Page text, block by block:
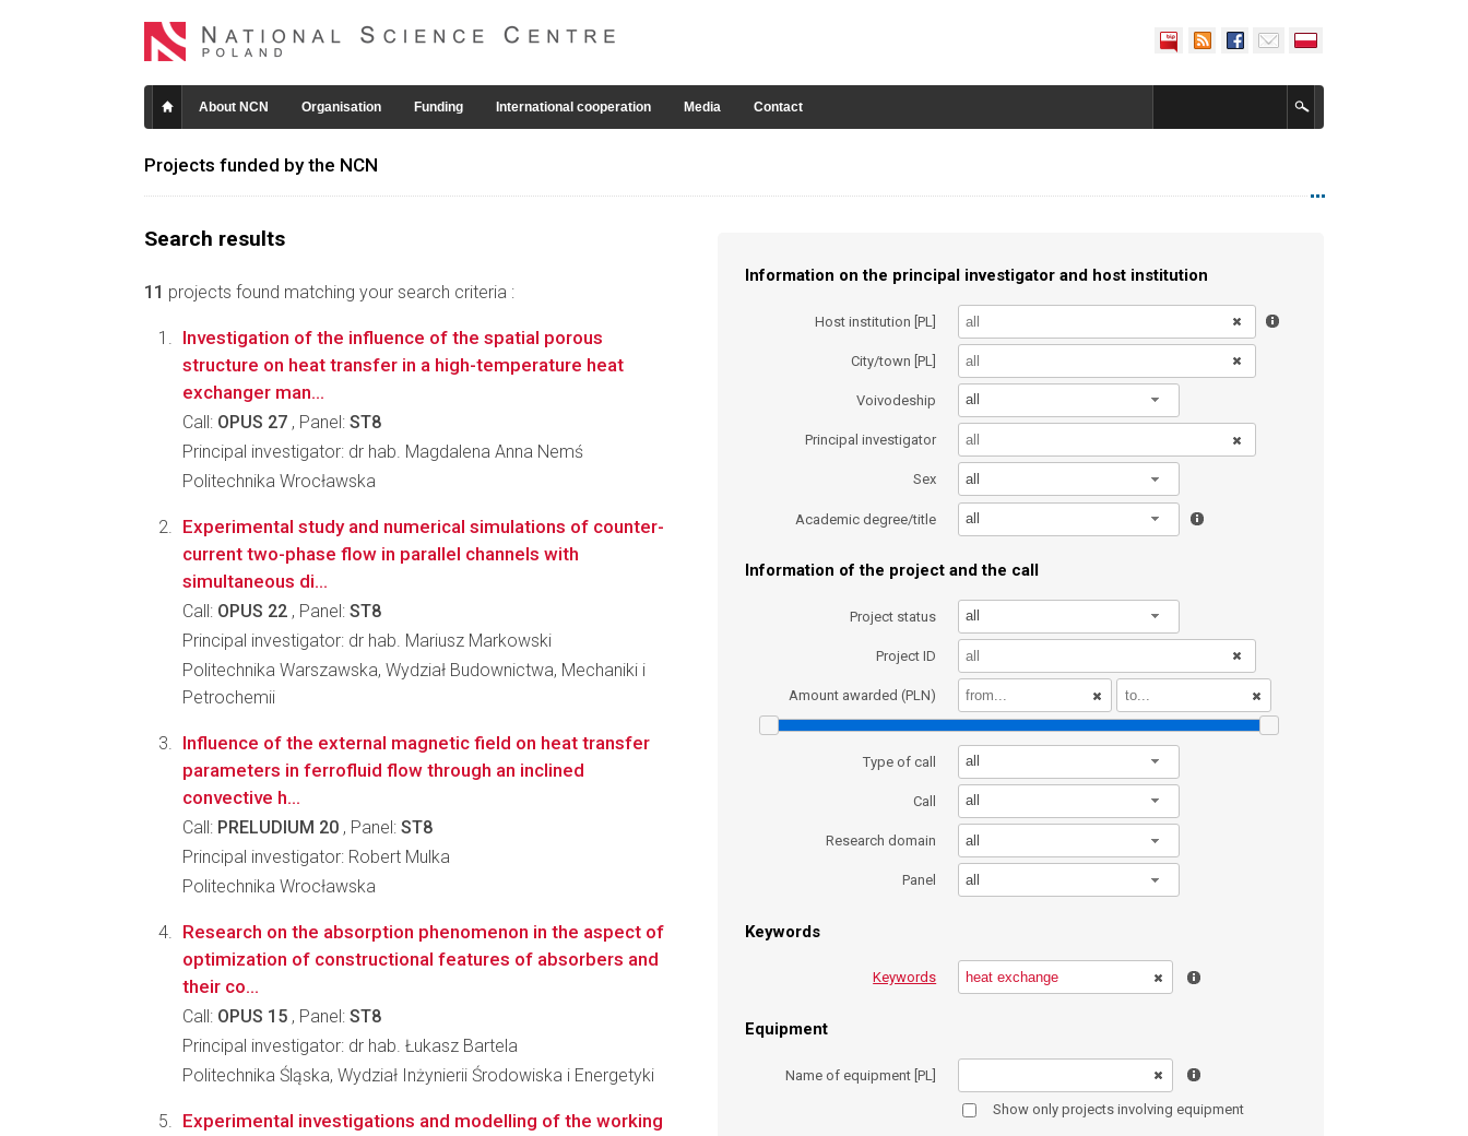
About NCN Organisation Funding International cooperation Media Contact
Projects funded by the NCN
Search results
11 projects found matching your search criteria :
Information on the principal investigator and host institution
Host institution [PL]
City/town [PL]
Voivodeship all
Principal investigator
Sex all
Academic degree/title all
Information of the project and the call
Project status all
Project ID
Amount awarded (PLN)
Type of call all
Call all
Research domain all
Panel all
Keywords
Keywords
Equipment
Name of equipment [PL]
Show only projects involving equipment
Investigation of the influence of the spatial porous
structure on heat transfer in a high-temperature heat
exchanger man...
Call: OPUS 27 , Panel: ST8
Principal investigator: dr hab. Magdalena Anna Nemś
Politechnika Wrocławska
Experimental study and numerical simulations of counter-
current two-phase flow in parallel channels with
simultaneous di...
Call: OPUS 22 , Panel: ST8
Principal investigator: dr hab. Mariusz Markowski
Politechnika Warszawska, Wydział Budownictwa, Mechaniki i
Petrochemii
Influence of the external magnetic field on heat transfer
parameters in ferrofluid flow through an inclined
convective h...
Call: PRELUDIUM 20 , Panel: ST8
Principal investigator: Robert Mulka
Politechnika Wrocławska
Research on the absorption phenomenon in the aspect of
optimization of constructional features of absorbers and
their co...
Call: OPUS 15 , Panel: ST8
Principal investigator: dr hab. Łukasz Bartela
Politechnika Śląska, Wydział Inżynierii Środowiska i Energetyki
Experimental investigations and modelling of the working